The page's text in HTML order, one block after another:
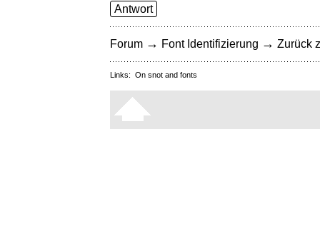
Antwort
Forum → Font Identifizierung → Zurück
Links: On snot and fonts